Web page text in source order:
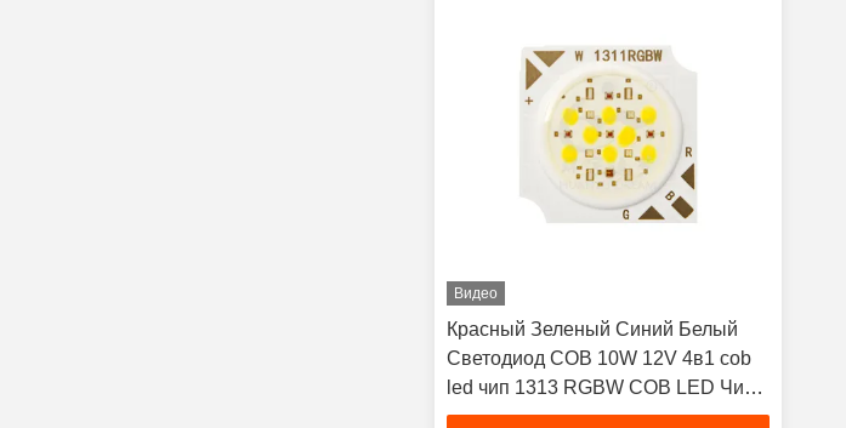
Видео
Красный Зеленый Синий Белый
Светодиод COB 10W 12V 4в1 cob
led чип 1313 RGBW COB LED Чипы
настраиваемый cob led чип новый